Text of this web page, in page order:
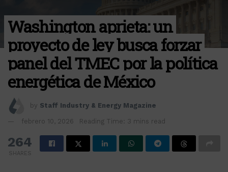
Washington aprieta: un
proyecto de ley busca forzar
panel del TMEC por la política
energética de México
by Staff Industry & Energy Magazine
febrero 10, 2026 Reading Time: 3 mins read
264
SHARES